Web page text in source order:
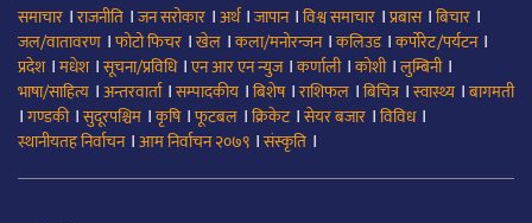
समाचार ।राजनीति ।जन सरोकार ।अर्थ।जापान।विश्व समाचार ।प्रबास।बिचार ।
जल/वातावरण ।फोटो फिचर ।खेल ।कला/मनोरन्जन।कलिउड।कर्पोरेट/पर्यटन।
प्रदेश।मधेश।सूचना/प्रविधि।एन आर एन न्युज।कर्णाली।कोशी।लुम्बिनी।
भाषा/साहित्य ।अन्तरवार्ता।सम्पादकीय ।बिशेष।राशिफल ।बिचित्र।स्वास्थ्य ।बागमती
।गण्डकी।सुदूरपश्चिम ।कृषि।फूटबल ।क्रिकेट।सेयर बजार ।विविध।
स्थानीयतह निर्वाचन।आम निर्वाचन २०७९ ।संस्कृति ।